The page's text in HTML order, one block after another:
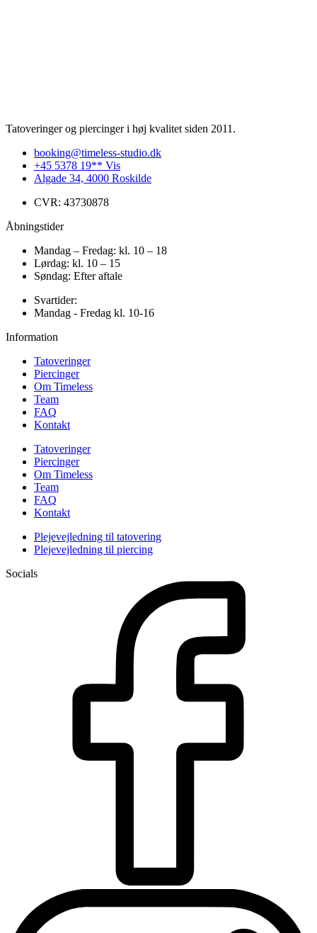
Tatoveringer og piercinger i høj kvalitet siden 2011.
booking@timeless-studio.dk
+45 5378 19** Vis
Algade 34, 4000 Roskilde
CVR: 43730878
Åbningstider
Mandag – Fredag: kl. 10 – 18
Lørdag: kl. 10 – 15
Søndag: Efter aftale
Svartider:
Mandag - Fredag kl. 10-16
Information
Tatoveringer
Piercinger
Om Timeless
Team
FAQ
Kontakt
Tatoveringer
Piercinger
Om Timeless
Team
FAQ
Kontakt
Plejevejledning til tatovering
Plejevejledning til piercing
Socials